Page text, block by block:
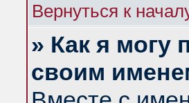
Вернуться к
» Как я могу
своим